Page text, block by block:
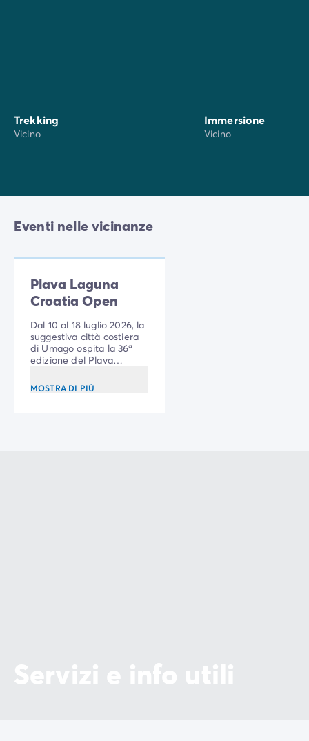
Trekking
Vicino
Immersione
Vicino
Eventi nelle vicinanze
Plava Laguna
Croatia Open
Dal 10 al 18 luglio 2026, la
suggestiva città costiera
di Umago ospita la 36ª
edizione del Plava
MOSTRA DI PIÙ